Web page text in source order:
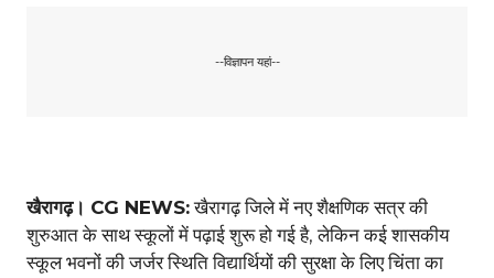
--विज्ञापन यहां--
खैरागढ़। CG NEWS:खैरागढ़ जिले में नए शैक्षणिक सत्र की
शुरुआत के साथ स्कूलों में पढ़ाई शुरू हो गई है, लेकिन कई शासकीय
स्कूल भवनों की जर्जर स्थिति विद्यार्थियों की सुरक्षा के लिए चिंता का